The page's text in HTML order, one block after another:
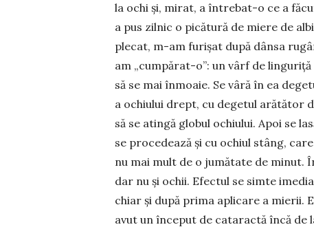
la ochi și, mirat, a în­tre­bat-o ce a
a pus zilnic o pică­tu­ră de miere de
ple­cat, m-am fu­­ri­șat după dânsa
am „cum­pă­rat-o”: un vârf de
să se mai în­moa­ie. Se vâră în ea
a ochiu­lui drept, cu degetul arătător
să se atingă globul ochiu­lui. Apoi se
se proce­dea­ză și cu ochiul stâng,
nu mai mult de o ju­mătate de minut.
dar nu și ochii. Efectul se simte
chiar și după prima aplicare a mierii.
avut un în­ce­put de cataractă încă de